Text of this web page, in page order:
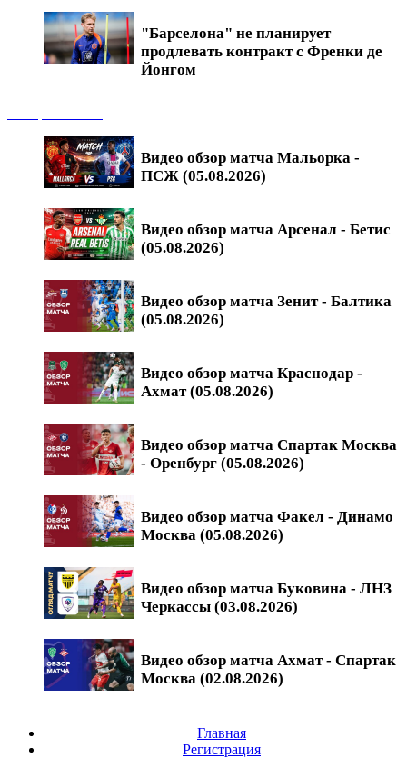
"Барселона" не планирует
продлевать контракт с Френки де
Йонгом
Видео обзор матча Мальорка -
ПСЖ (05.08.2026)
Видео обзор матча Арсенал - Бетис
(05.08.2026)
Видео обзор матча Зенит - Балтика
(05.08.2026)
Видео обзор матча Краснодар -
Ахмат (05.08.2026)
Видео обзор матча Спартак Москва
- Оренбург (05.08.2026)
Видео обзор матча Факел - Динамо
Москва (05.08.2026)
Видео обзор матча Буковина - ЛНЗ
Черкассы (03.08.2026)
Видео обзор матча Ахмат - Спартак
Москва (02.08.2026)
Главная
Регистрация